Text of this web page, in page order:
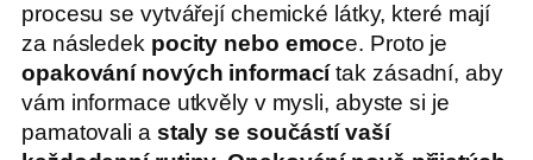
procesu se vytvářejí chemické látky, které mají
za následek pocity nebo emoce. Proto je
opakování nových informacítak zásadní, aby
vám informace utkvěly v mysli, abyste si je
pamatovali a staly se součástí vaší